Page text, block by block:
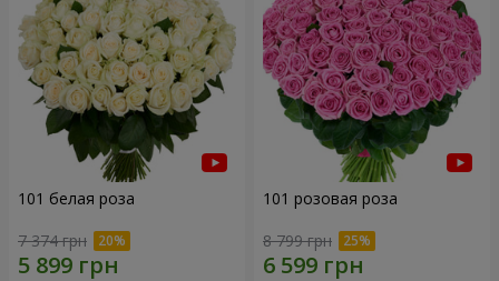
101 белая роза
7 374 грн
101 розовая роза
8 799 грн